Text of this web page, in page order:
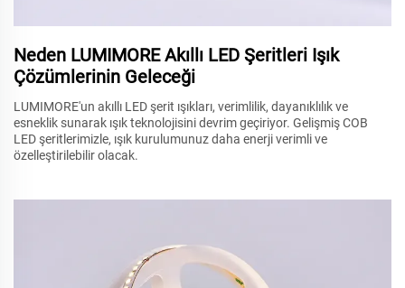
Neden LUMIMORE Akıllı LED Şeritleri Işık
Çözümlerinin Geleceği
LUMIMORE'un akıllı LED şerit ışıkları, verimlilik, dayanıklılık ve
esneklik sunarak ışık teknolojisini devrim geçiriyor. Gelişmiş COB
LED şeritlerimizle, ışık kurulumunuz daha enerji verimli ve
özelleştirilebilir olacak.